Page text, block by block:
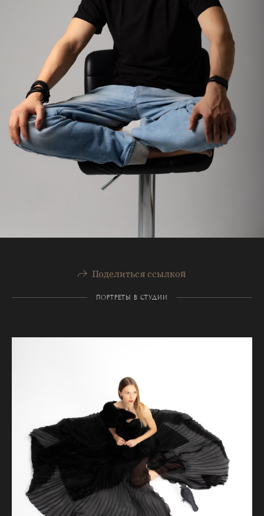
Поделиться ссылкой
ПОРТРЕТЫ В СТУДИИ